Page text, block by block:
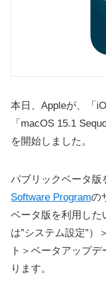
本日、Appleが、「
「macOS 15.1
を開始しました。
パブリックベータ版
Software Programの
ベータ版を利用した
は”システム設定”）
ト＞ベータアップ
ります。